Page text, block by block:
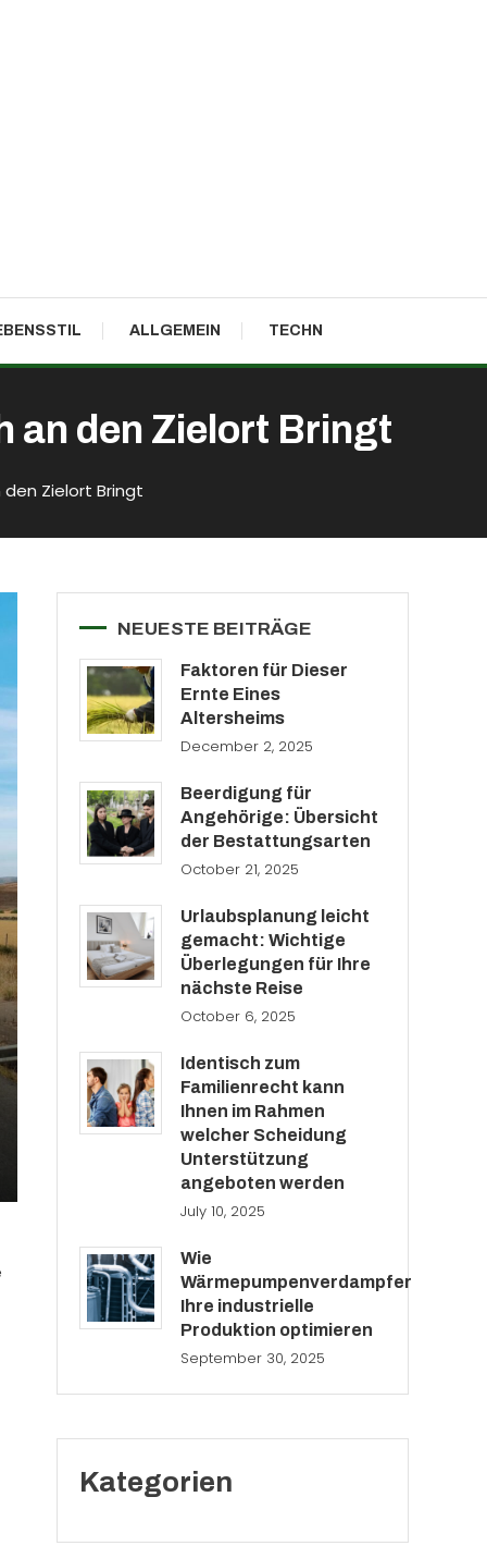
ALLGEMEIN TECHN
an den Zielort Bringt
Zielort Bringt
NEUESTE BEITRÄGE
Faktoren für Dieser
Ernte Eines
Altersheims
December 2, 2025
Beerdigung für
Angehörige: Übersicht
der Bestattungsarten
October 21, 2025
Urlaubsplanung leicht
gemacht: Wichtige
Überlegungen für Ihre
nächste Reise
October 6, 2025
Identisch zum
Familienrecht kann
Ihnen im Rahmen
welcher Scheidung
Unterstützung
angeboten werden
July 10, 2025
Wie
Wärmepumpenverdampfer
Ihre industrielle
Produktion optimieren
September 30, 2025
Kategorien